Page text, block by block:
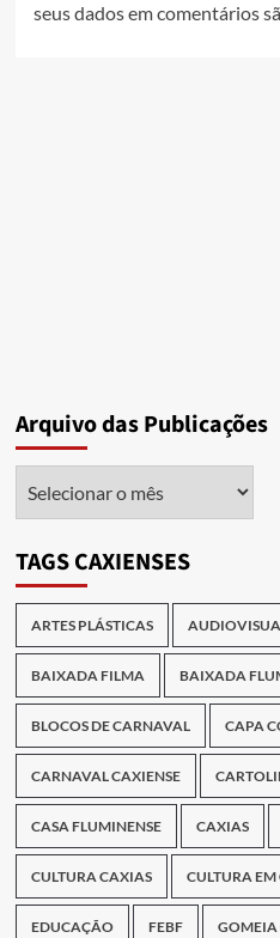
seus dados em comentários
Arquivo das Publicações
TAGS CAXIENSES
ARTES PLÁSTICAS
BAIXADA FILMA BAIXADA
BLOCOS DE CARNAVAL CAPA
CARNAVAL CAXIENSE
CASA FLUMINENSE CAXIAS
CULTURA CAXIAS CULTURA
EDUCAÇÃO FEBF GOMEIA